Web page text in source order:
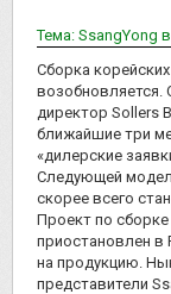
Тема: SsangYong
Сборка
возобновляется.
директор Sollers
ближайшие три
«дилерские
Следующей
скорее всего
Проект по
приостановлен в
на продукцию.
представители